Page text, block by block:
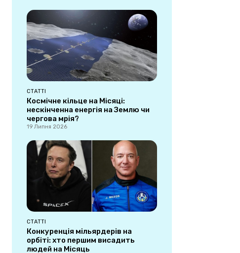
СТАТТІ
Космічне кільце на Місяці:
нескінченна енергія на Землю чи
чергова мрія?
19 Липня 2026
СТАТТІ
Конкуренція мільярдерів на
орбіті: хто першим висадить
людей на Місяць